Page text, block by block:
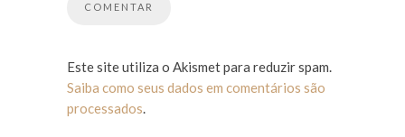
Este site utiliza o Akismet para reduzir spam.
Saiba como seus dados em comentários são
processados.